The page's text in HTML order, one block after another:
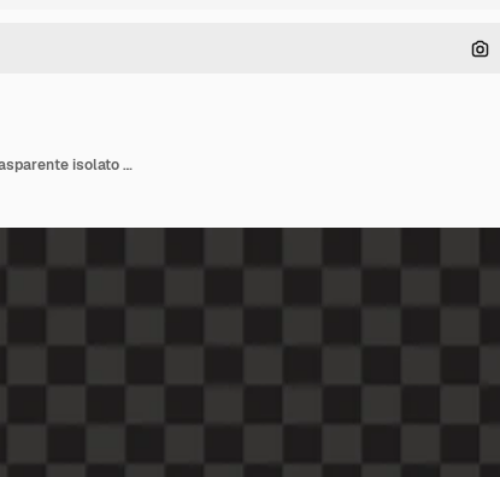
Contorno dell'ala blu e rosa al neon luminoso con sfondo trasparente isolato a luce radiante PNG